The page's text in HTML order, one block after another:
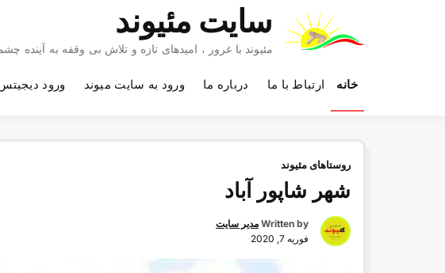
سایت مئیوند
مئیوند با غرور ، امیدهای تازه و تلاش بی وقفه به آینده
خانه ارتباط با ما درباره ما ورود به سایت میوند ورود
روستاهای مئیوند
شهر شاپور آباد
Written by مدیر سایت
فوریه 7, 2020